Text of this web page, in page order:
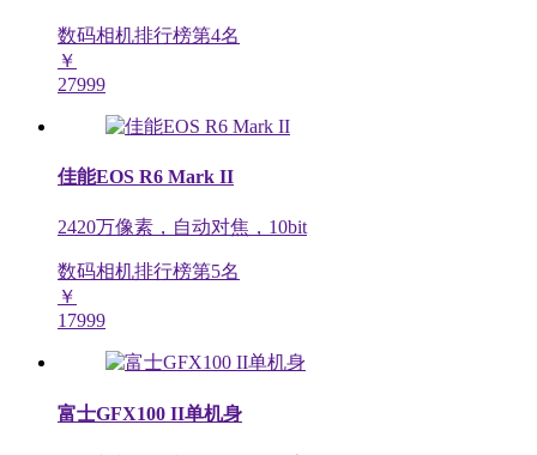
数码相机排行榜第4名
￥
27999
佳能EOS R6 Mark II
2420万像素，自动对焦，10bit
数码相机排行榜第5名
￥
17999
富士GFX100 II单机身